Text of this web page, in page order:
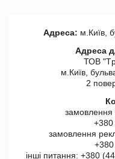
Адреса: м.Київ,
Адреса
ТОВ
м.Київ,
2
замовлення
+380
замовлення
інші питання: +380